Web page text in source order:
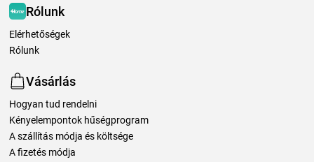
Rólunk
Elérhetőségek
Rólunk
Vásárlás
Hogyan tud rendelni
Kényelempontok hűségprogram
A szállítás módja és költsége
A fizetés módja